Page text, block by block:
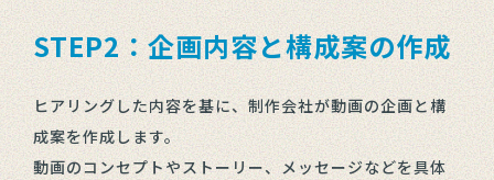
STEP2：企画内容と構成案の作成
ヒアリングした内容を基に、制作会社が動画の企画と構
成案を作成します。
動画のコンセプトやストーリー、メッセージなどを具体